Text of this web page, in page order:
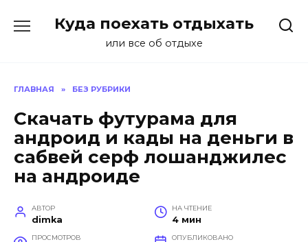
Куда поехать отдыхать
или все об отдыхе
ГЛАВНАЯ » БЕЗ РУБРИКИ
Скачать футурама для
андроид и кады на деньги в
сабвей серф лошанджилес
на андроиде
АВТОР
dimka
НА ЧТЕНИЕ
4 мин
ПРОСМОТРОВ ОПУБЛИКОВАНО